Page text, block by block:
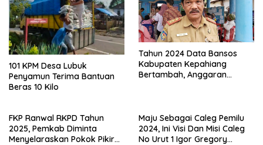
101 KPM Desa Lubuk
Penyamun Terima Bantuan
Beras 10 Kilo
Tahun 2024 Data Bansos
Kabupaten Kepahiang
Bertambah, Anggaran
FKP Ranwal RKPD Tahun
2025, Pemkab Diminta
Menyelaraskan Pokok Pikiran
Maju Sebagai Caleg Pemilu
2024, Ini Visi Dan Misi Caleg
No Urut 1 Igor Gregory